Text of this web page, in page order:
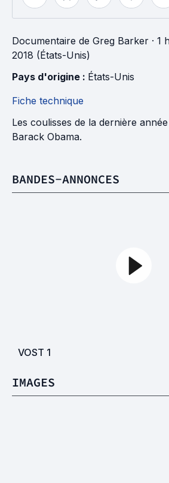
Documentaire de Greg Barker · 1
2018 (États-Unis)
Pays d'origine : États-Unis
Fiche technique
Les coulisses de la dernière
Barack Obama.
BANDES-ANNONCES
VOST 1
IMAGES